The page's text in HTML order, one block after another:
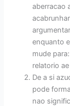
aberracao
enquanto
mude
relatorio
De a si
pode
nao